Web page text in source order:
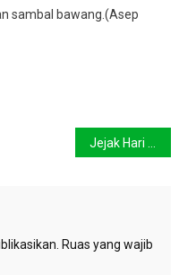
sambal bawang.(Asep
Ruas yang wajib